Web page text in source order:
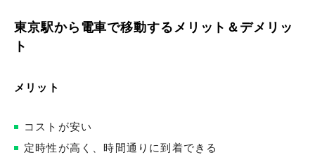
東京駅から電車で移動するメリット＆デメリッ
ト
メリット
コストが安い
定時性が高く、時間通りに到着できる